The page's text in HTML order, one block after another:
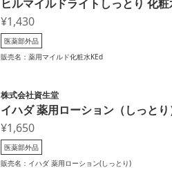
ヒルマイルドライトしっとり 化
¥1,430
医薬部外品
販売名：薬用マイルド化粧水KEd
株式会社資生堂
イハダ 薬用ローション（しっとり
¥1,650
医薬部外品
販売名：イハダ 薬用ローション(しっとり)